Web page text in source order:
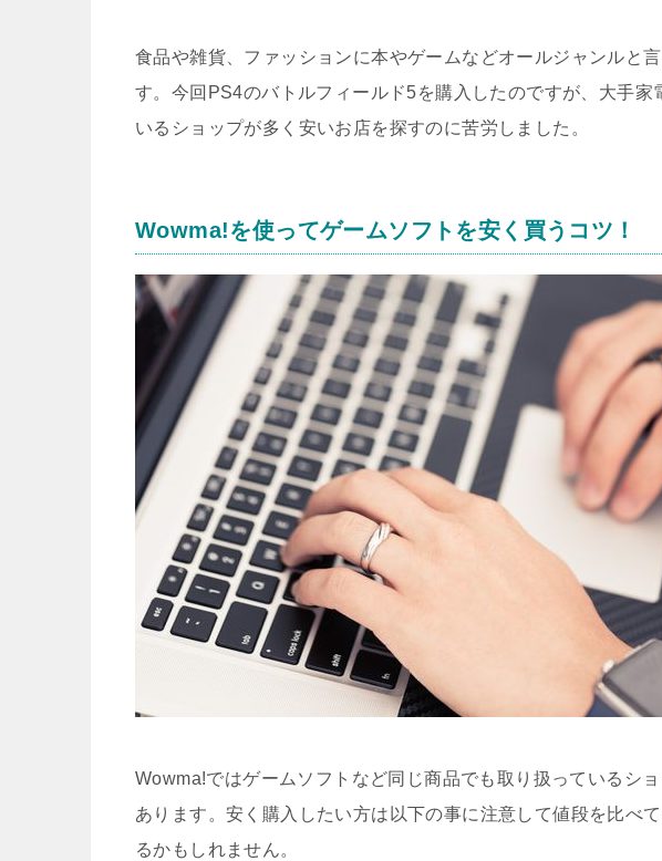
食品や雑貨、ファッションに本やゲームなどオールジャンルと
す。今回PS4のバトルフィールド5を購入したのですが、大手
いるショップが多く安いお店を探すのに苦労しました。
Wowma!を使ってゲームソフトを安く買うコツ！
Wowma!ではゲームソフトなど同じ商品でも取り扱っているシ
あります。安く購入したい方は以下の事に注意して値段を比べ
るかもしれません。